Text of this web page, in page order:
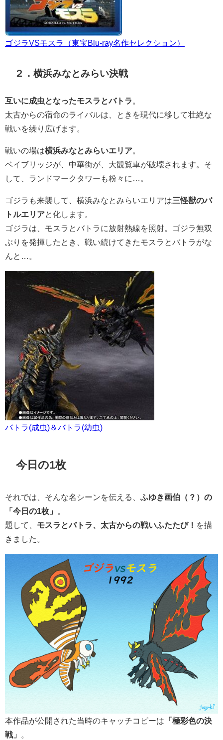
ゴジラVSモスラ（東宝Blu-ray名作セレクション）
２．横浜みなとみらい決戦
互いに成虫となったモスラとバトラ 。
太古からの宿命のライバルは、ときを現代に移して壮絶な
戦いを繰り広げます。
戦いの場は横浜みなとみらいエリア。
ベイブリッジが、中華街が、大観覧車が破壊されます。そ
して、ランドマークタワーも粉々に…。
ゴジラも来襲して、横浜みなとみらいエリアは三怪獣のバ
トルエリアと化します。
ゴジラは、モスラとバトラに放射熱線を照射。ゴジラ無双
ぶりを発揮したとき、戦い続けてきたモスラとバトラがな
んと…。
バトラ(成虫)＆バトラ(幼虫)
今日の1枚
それでは、そんな名シーンを伝える、 ふゆき画伯（？）の
「今日の1枚」
題して、 モスラとバトラ、太古からの戦いふたたび！ を描
きました。
本作品が公開された当時のキャッチコピーは 「極彩色の決
戦」